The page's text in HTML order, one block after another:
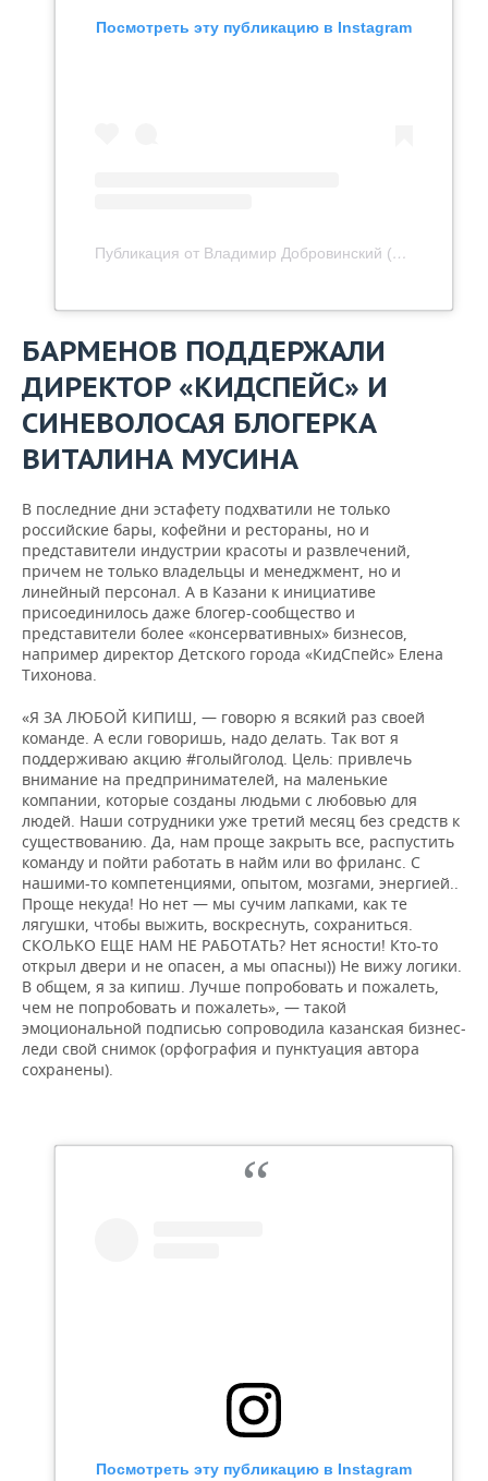
Посмотреть эту публикацию в Instagram
Публикация от Владимир Добровинский (@superdobr)
БАРМЕНОВ ПОДДЕРЖАЛИ
ДИРЕКТОР «КИДСПЕЙС» И
СИНЕВОЛОСАЯ БЛОГЕРКА
ВИТАЛИНА МУСИНА
В последние дни эстафету подхватили не только
российские бары, кофейни и рестораны, но и
представители индустрии красоты и развлечений,
причем не только владельцы и менеджмент, но и
линейный персонал. А в Казани к инициативе
присоединилось даже блогер-сообщество и
представители более «консервативных» бизнесов,
например директор Детского города «КидСпейс» Елена
Тихонова.
«Я ЗА ЛЮБОЙ КИПИШ, — говорю я всякий раз своей
команде. А если говоришь, надо делать. Так вот я
поддерживаю акцию #голыйголод. Цель: привлечь
внимание на предпринимателей, на маленькие
компании, которые созданы людьми с любовью для
людей. Наши сотрудники уже третий месяц без средств к
существованию. Да, нам проще закрыть все, распустить
команду и пойти работать в найм или во фриланс. С
нашими-то компетенциями, опытом, мозгами, энергией..
Проще некуда! Но нет — мы сучим лапками, как те
лягушки, чтобы выжить, воскреснуть, сохраниться.
СКОЛЬКО ЕЩЕ НАМ НЕ РАБОТАТЬ? Нет ясности! Кто-то
открыл двери и не опасен, а мы опасны)) Не вижу логики.
В общем, я за кипиш. Лучше попробовать и пожалеть,
чем не попробовать и пожалеть», — такой
эмоциональной подписью сопроводила казанская бизнес-
леди свой снимок (орфография и пунктуация автора
сохранены).
Посмотреть эту публикацию в Instagram